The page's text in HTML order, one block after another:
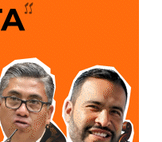
público sean
seguro y eficiente.